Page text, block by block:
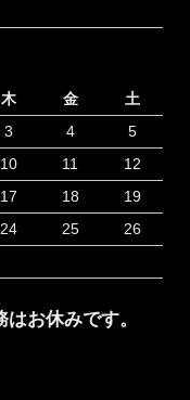
木 金
土
3 4
5
10 11
12
17 18
19
24 25
26
お休みです。